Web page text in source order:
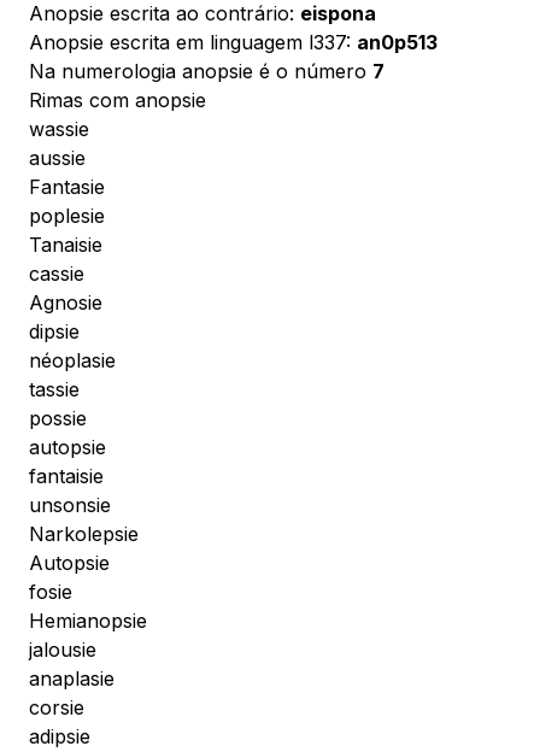
Anopsie escrita ao contrário: eispona
Anopsie escrita em linguagem l337: an0p513
Na numerologia anopsie é o número 7
Rimas com anopsie
wassie
aussie
Fantasie
poplesie
Tanaisie
cassie
Agnosie
dipsie
néoplasie
tassie
possie
autopsie
fantaisie
unsonsie
Narkolepsie
Autopsie
fosie
Hemianopsie
jalousie
anaplasie
corsie
adipsie